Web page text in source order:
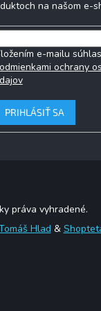
na našom e-
e-mailu
ochrany
PRIHLÁSIŤ SA
práva vyhradené.
Hlad &